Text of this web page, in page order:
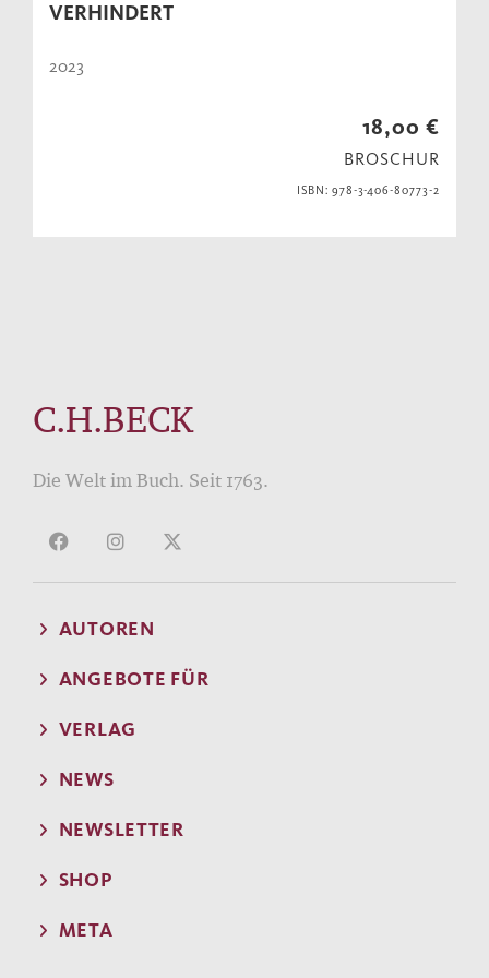
VERHINDERT
2023
18,00 €
BROSCHUR
ISBN: 978-3-406-80773-2
C.H.BECK
Die Welt im Buch. Seit 1763.
AUTOREN
ANGEBOTE FÜR
VERLAG
NEWS
NEWSLETTER
SHOP
META